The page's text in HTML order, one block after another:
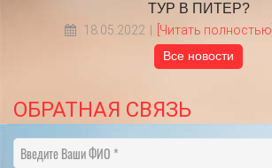
ТУР В ПИТЕР?
18.05.2022 [Читать полностью]
Все новости
ОБРАТНАЯ СВЯЗЬ
Введите Ваши ФИО